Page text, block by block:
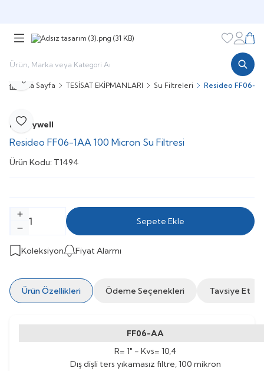
Favorilerim
Ana Sayfa TESİSAT EKİPMANLARI Su Filtreleri Resideo FF06-
Favoriye Ekle
Paylaş
Honeywell
Resideo FF06-1AA 100 Micron Su Filtresi
Ürün Kodu: T1494
Sepete Ekle
Koleksiyon Fiyat Alarmı
Ürün Özellikleri Ödeme Seçenekleri Tavsiye Et
FF06-AA
R= 1" - Kvs= 10,4
Dış dişli ters yıkamasız filtre, 100 mikron